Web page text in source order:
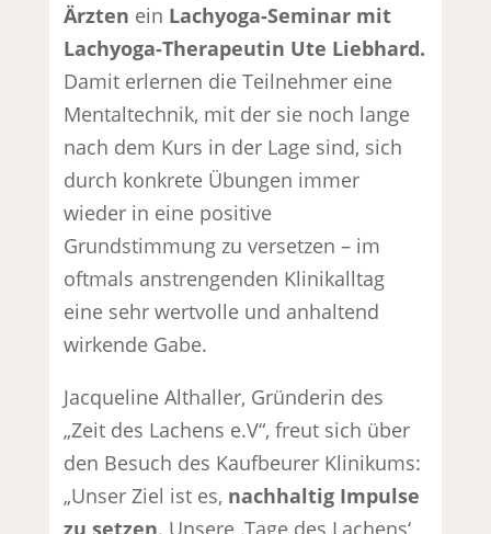
Ärzten ein Lachyoga-Seminar mit
Lachyoga-Therapeutin Ute Liebhard.
Damit erlernen die Teilnehmer eine
Mentaltechnik, mit der sie noch lange
nach dem Kurs in der Lage sind, sich
durch konkrete Übungen immer
wieder in eine positive
Grundstimmung zu versetzen – im
oftmals anstrengenden Klinikalltag
eine sehr wertvolle und anhaltend
wirkende Gabe.
Jacqueline Althaller, Gründerin des
„Zeit des Lachens e.V“, freut sich über
den Besuch des Kaufbeurer Klinikums:
„Unser Ziel ist es, nachhaltig Impulse
zu setzen. Unsere ‚Tage des Lachens‘